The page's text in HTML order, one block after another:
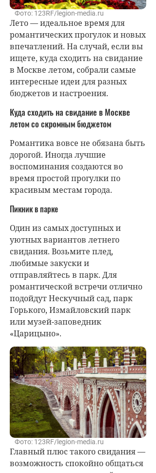
Фото: 123RF/legion-media.ru
Лето — идеальное время для
романтических прогулок и новых
впечатлений. На случай, если вы
ищете, куда сходить на свидание
в Москве летом, собрали самые
интересные идеи для разных
бюджетов и настроения.
Куда сходить на свидание в Москве
летом со скромным бюджетом
Романтика вовсе не обязана быть
дорогой. Иногда лучшие
воспоминания создаются во
время простой прогулки по
красивым местам города.
Пикник в парке
Один из самых доступных и
уютных вариантов летнего
свидания. Возьмите плед,
любимые закуски и
отправляйтесь в парк. Для
романтической встречи отлично
подойдут Нескучный сад, парк
Горького, Измайловский парк
или музей-заповедник
«Царицыно».
Фото: 123RF/legion-media.ru
Главный плюс такого свидания —
возможность спокойно общаться